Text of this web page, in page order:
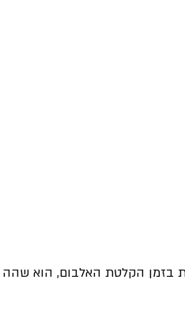
בזמן הקלטת האלבום, הוא שהה